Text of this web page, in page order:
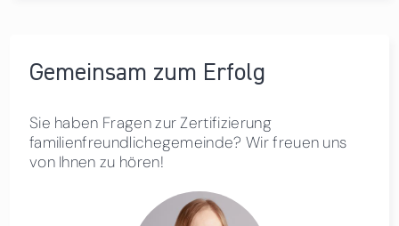
Gemeinsam zum Erfolg
Sie haben Fragen zur Zertifizierung
familienfreundlichegemeinde? Wir freuen uns
von Ihnen zu hören!